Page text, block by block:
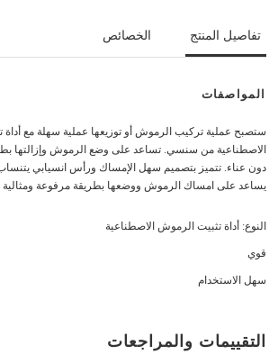
تفاصيل المنتج الخصائص
المواصفات
ستصبح عملية تركيب الرموش أو توزيعها عملية سهلة مع
الاصطناعية من سنسي. تساعد على وضع الرموش وإزالتها
دون عناء. تتميز بتصميم سهل الإمساك ورأس انسيابي
يساعد على امساك الرموش ووضعها بطريقة مرفوعة
النوع: أداة تثبيت الرموش الاصطناعية
قوي
سهل الاستخدام
التقييمات والمراجعات